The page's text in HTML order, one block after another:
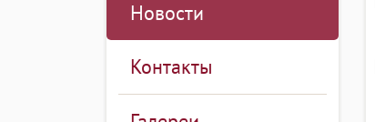
Новости
Контакты